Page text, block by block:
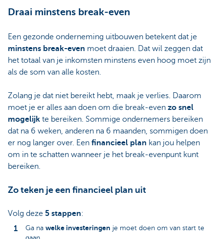
Draai minstens break-even
Een gezonde onderneming uitbouwen betekent dat je
minstens break-even moet draaien. Dat wil zeggen dat
het totaal van je inkomsten minstens even hoog moet zijn
als de som van alle kosten.
Zolang je dat niet bereikt hebt, maak je verlies. Daarom
moet je er alles aan doen om die break-even zo snel
mogelijk te bereiken. Sommige ondernemers bereiken
dat na 6 weken, anderen na 6 maanden, sommigen doen
er nog langer over. Een financieel plan kan jou helpen
om in te schatten wanneer je het break-evenpunt kunt
bereiken.
Zo teken je een financieel plan uit
Volg deze 5 stappen:
Ga na welke investeringen je moet doen om van start te